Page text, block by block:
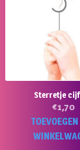
Sterretje
€1,70